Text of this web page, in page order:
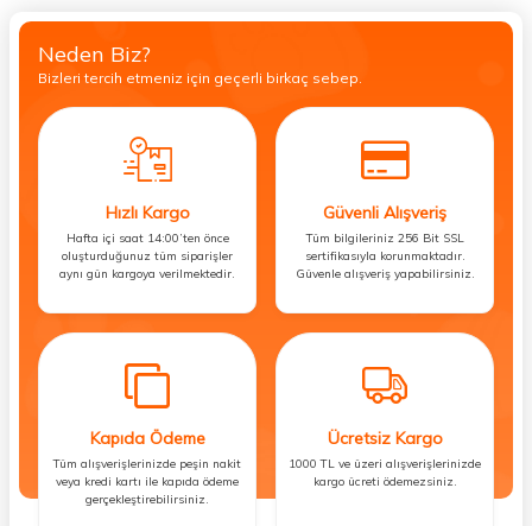
Neden Biz?
Bizleri tercih etmeniz için geçerli birkaç sebep.
Hızlı Kargo
Hafta içi saat 14:00’ten önce
oluşturduğunuz tüm siparişler
aynı gün kargoya verilmektedir.
Güvenli Alışveriş
Tüm bilgileriniz 256 Bit SSL
sertifikasıyla korunmaktadır.
Güvenle alışveriş yapabilirsiniz.
Kapıda Ödeme
Tüm alışverişlerinizde peşin nakit
veya kredi kartı ile kapıda ödeme
gerçekleştirebilirsiniz.
Ücretsiz Kargo
1000 TL ve üzeri alışverişlerinizde
kargo ücreti ödemezsiniz.